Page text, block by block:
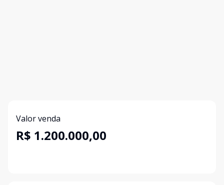
Valor venda
R$ 1.200.000,00